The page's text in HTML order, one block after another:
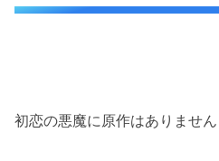
初恋の悪魔に原作はありません